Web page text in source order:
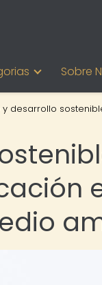
Sobre
y desarrollo